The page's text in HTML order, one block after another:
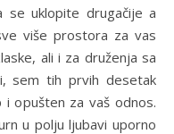
se uklopite drugačije a
više prostora za vas
ali i za druženja sa
sem tih prvih desetak
opušten za vaš odnos.
u polju ljubavi uporno